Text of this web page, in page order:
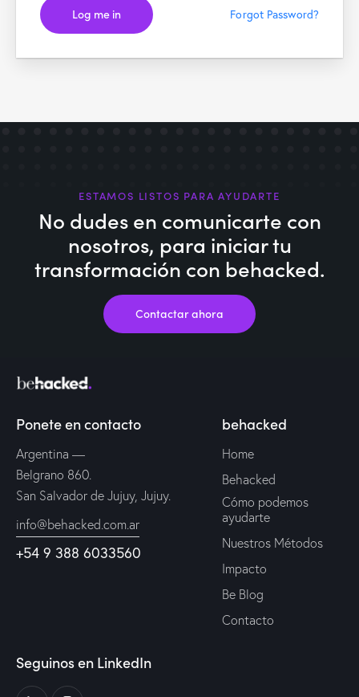
Log me in Forgot Password?
ESTAMOS LISTOS PARA AYUDARTE
No dudes en comunicarte con
nosotros, para iniciar tu
transformación con behacked.
Contactar ahora
Ponete en contacto
Argentina —
Belgrano 860.
San Salvador de Jujuy, Jujuy.
info@behacked.com.ar
+54 9 388 6033560
behacked
Home
Behacked
Cómo podemos
ayudarte
Nuestros Métodos
Impacto
Be Blog
Contacto
Seguinos en LinkedIn